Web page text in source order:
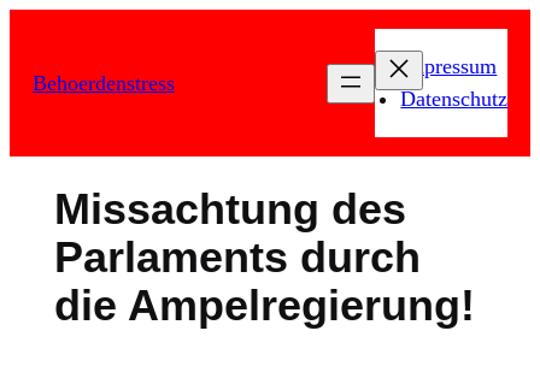
springen
Behoerdenstress
Impressum
Datenschutz
Missachtung des
Parlaments durch
die Ampelregierung!